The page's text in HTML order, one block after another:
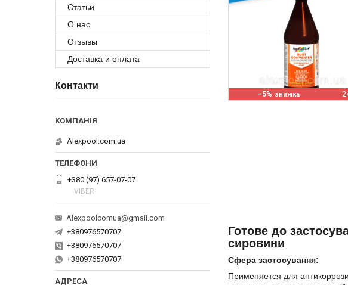
–5%
Готове до
сировини
Сфера застосування:
Применяется для
Статьи
О нас
Отзывы
Доставка и оплата
Контакти
Alexpool.com.ua
+380 (97) 657-07-07
VIBER
Alexpoolcomua@gmail.com
+380976570707
+380976570707
+380976570707